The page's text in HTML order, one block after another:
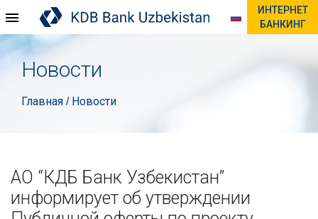
ИНТЕРНЕТ
БАНКИНГ
Новости
Главная / Новости
АО “КДБ Банк Узбекистан”
информирует об утверждении